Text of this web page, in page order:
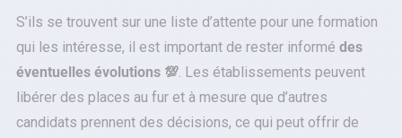
S’ils se trouvent sur une liste d’attente pour une formation
qui les intéresse, il est important de rester informé des
éventuelles évolutions 💯. Les établissements peuvent
libérer des places au fur et à mesure que d’autres
candidats prennent des décisions, ce qui peut offrir de